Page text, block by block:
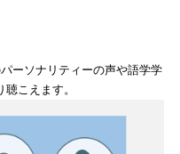
ーソナリティーの声や語学学
こえます。